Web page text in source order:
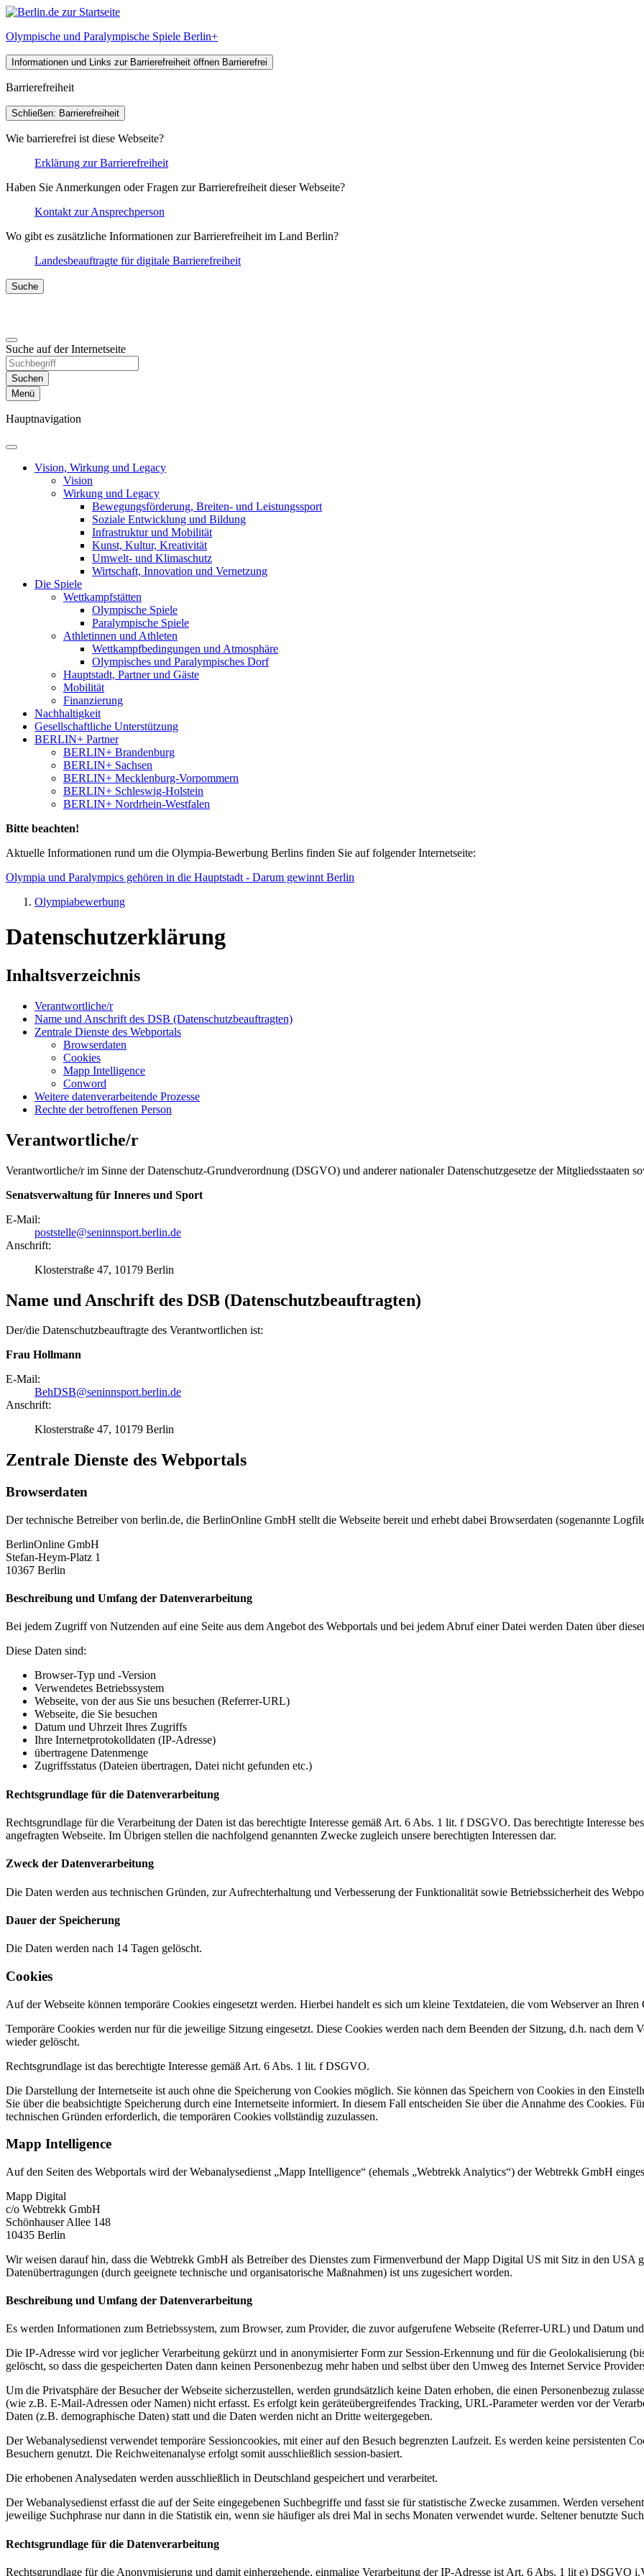
Olympische und Paralympische Spiele Berlin+
Informationen und Links zur Barrierefreiheit öffnen Barrierefrei
Barrierefreiheit
Schließen: Barrierefreiheit
Wie barrierefrei ist diese Webseite?
Erklärung zur Barrierefreiheit
Haben Sie Anmerkungen oder Fragen zur Barrierefreiheit dieser Webseite?
Kontakt zur Ansprechperson
Wo gibt es zusätzliche Informationen zur Barrierefreiheit im Land Berlin?
Landesbeauftragte für digitale Barrierefreiheit
Suche
Suche auf der Internetseite
Suchen
Menü
Hauptnavigation
Vision, Wirkung und Legacy
Vision
Wirkung und Legacy
Bewegungsförderung, Breiten- und Leistungssport
Soziale Entwicklung und Bildung
Infrastruktur und Mobilität
Kunst, Kultur, Kreativität
Umwelt- und Klimaschutz
Wirtschaft, Innovation und Vernetzung
Die Spiele
Wettkampfstätten
Olympische Spiele
Paralympische Spiele
Athletinnen und Athleten
Wettkampfbedingungen und Atmosphäre
Olympisches und Paralympisches Dorf
Hauptstadt, Partner und Gäste
Mobilität
Finanzierung
Nachhaltigkeit
Gesellschaftliche Unterstützung
BERLIN+ Partner
BERLIN+ Brandenburg
BERLIN+ Sachsen
BERLIN+ Mecklenburg-Vorpommern
BERLIN+ Schleswig-Holstein
BERLIN+ Nordrhein-Westfalen
Bitte beachten!
Aktuelle Informationen rund um die Olympia-Bewerbung Berlins finden Sie auf folgender Internetseite:
Olympia und Paralympics gehören in die Hauptstadt - Darum gewinnt Berlin
Olympiabewerbung
Datenschutzerklärung
Inhaltsverzeichnis
Verantwortliche/r
Name und Anschrift des DSB (Datenschutzbeauftragten)
Zentrale Dienste des Webportals
Browserdaten
Cookies
Mapp Intelligence
Conword
Weitere datenverarbeitende Prozesse
Rechte der betroffenen Person
Verantwortliche/r
Verantwortliche/r im Sinne der Datenschutz-Grundverordnung (DSGVO) und anderer nationaler Datenschutzgesetze der Mitgliedsstaaten
Senatsverwaltung für Inneres und Sport
E-Mail:
poststelle@seninnsport.berlin.de
Anschrift:
Klosterstraße 47, 10179 Berlin
Name und Anschrift des DSB (Datenschutzbeauftragten)
Der/die Datenschutzbeauftragte des Verantwortlichen ist:
Frau Hollmann
E-Mail:
BehDSB@seninnsport.berlin.de
Anschrift:
Klosterstraße 47, 10179 Berlin
Zentrale Dienste des Webportals
Browserdaten
Der technische Betreiber von berlin.de, die BerlinOnline GmbH stellt die Webseite bereit und erhebt dabei Browserdaten (sogenannte
BerlinOnline GmbH
Stefan-Heym-Platz 1
10367 Berlin
Beschreibung und Umfang der Datenverarbeitung
Bei jedem Zugriff von Nutzenden auf eine Seite aus dem Angebot des Webportals und bei jedem Abruf einer Datei werden Daten über
Diese Daten sind:
Browser-Typ und -Version
Verwendetes Betriebssystem
Webseite, von der aus Sie uns besuchen (Referrer-URL)
Webseite, die Sie besuchen
Datum und Uhrzeit Ihres Zugriffs
Ihre Internetprotokolldaten (IP-Adresse)
übertragene Datenmenge
Zugriffsstatus (Dateien übertragen, Datei nicht gefunden etc.)
Rechtsgrundlage für die Datenverarbeitung
Rechtsgrundlage für die Verarbeitung der Daten ist das berechtigte Interesse gemäß Art. 6 Abs. 1 lit. f DSGVO. Das berechtigte Interesse
angefragten Webseite. Im Übrigen stellen die nachfolgend genannten Zwecke zugleich unsere berechtigten Interessen dar.
Zweck der Datenverarbeitung
Die Daten werden aus technischen Gründen, zur Aufrechterhaltung und Verbesserung der Funktionalität sowie Betriebssicherheit des
Dauer der Speicherung
Die Daten werden nach 14 Tagen gelöscht.
Cookies
Auf der Webseite können temporäre Cookies eingesetzt werden. Hierbei handelt es sich um kleine Textdateien, die vom Webserver an
Temporäre Cookies werden nur für die jeweilige Sitzung eingesetzt. Diese Cookies werden nach dem Beenden der Sitzung, d.h. nach dem
wieder gelöscht.
Rechtsgrundlage ist das berechtigte Interesse gemäß Art. 6 Abs. 1 lit. f DSGVO.
Die Darstellung der Internetseite ist auch ohne die Speicherung von Cookies möglich. Sie können das Speichern von Cookies in den
Sie über die beabsichtigte Speicherung durch eine Internetseite informiert. In diesem Fall entscheiden Sie über die Annahme des Cookies.
technischen Gründen erforderlich, die temporären Cookies vollständig zuzulassen.
Mapp Intelligence
Auf den Seiten des Webportals wird der Webanalysedienst „Mapp Intelligence“ (ehemals „Webtrekk Analytics“) der Webtrekk GmbH
Mapp Digital
c/o Webtrekk GmbH
Schönhauser Allee 148
10435 Berlin
Wir weisen darauf hin, dass die Webtrekk GmbH als Betreiber des Dienstes zum Firmenverbund der Mapp Digital US mit Sitz in den USA
Datenübertragungen (durch geeignete technische und organisatorische Maßnahmen) ist uns zugesichert worden.
Beschreibung und Umfang der Datenverarbeitung
Es werden Informationen zum Betriebssystem, zum Browser, zum Provider, die zuvor aufgerufene Webseite (Referrer-URL) und Datum
Die IP-Adresse wird vor jeglicher Verarbeitung gekürzt und in anonymisierter Form zur Session-Erkennung und für die Geolokalisierung
gelöscht, so dass die gespeicherten Daten dann keinen Personenbezug mehr haben und selbst über den Umweg des Internet Service
Um die Privatsphäre der Besucher der Webseite sicherzustellen, werden grundsätzlich keine Daten erhoben, die einen Personenbezug
(wie z.B. E-Mail-Adressen oder Namen) nicht erfasst. Es erfolgt kein geräteübergreifendes Tracking, URL-Parameter werden vor der
Daten (z.B. demographische Daten) statt und die Daten werden nicht an Dritte weitergegeben.
Der Webanalysedienst verwendet temporäre Sessioncookies, mit einer auf den Besuch begrenzten Laufzeit. Es werden keine persistenten
Besuchern genutzt. Die Reichweitenanalyse erfolgt somit ausschließlich session-basiert.
Die erhobenen Analysedaten werden ausschließlich in Deutschland gespeichert und verarbeitet.
Der Webanalysedienst erfasst die auf der Seite eingegebenen Suchbegriffe und fasst sie für statistische Zwecke zusammen. Werden
jeweilige Suchphrase nur dann in die Statistik ein, wenn sie häufiger als drei Mal in sechs Monaten verwendet wurde. Seltener benutzte
Rechtsgrundlage für die Datenverarbeitung
Rechtsgrundlage für die Anonymisierung und damit einhergehende, einmalige Verarbeitung der IP-Adresse ist Art. 6 Abs. 1 lit e) DSGVO